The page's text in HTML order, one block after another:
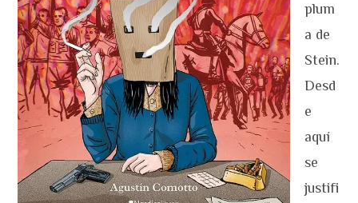
plum
a de
Stein.
Desd
e
aquí
se
justifi